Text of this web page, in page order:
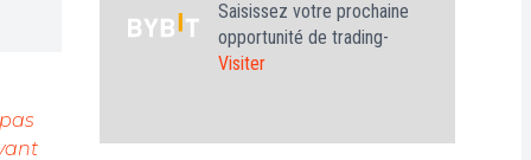
Saisissez votre prochaine
opportunité de trading-
Visiter